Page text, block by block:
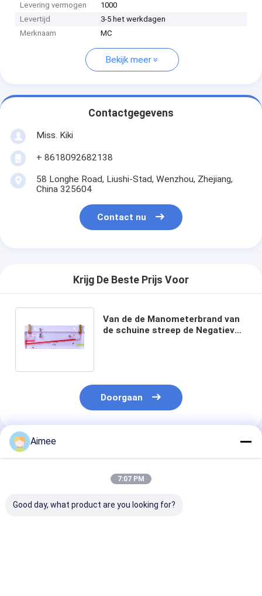
Levering vermogen
1000
Levertijd
3-5 het werkdagen
Merknaam
MC
Bekijk meer
Contactgegevens
Miss. Kiki
+ 8618092682138
58 Longhe Road, Liushi-Stad, Wenzhou, Zhejiang,
China 325604
Contact nu
Krijg De Beste Prijs Voor
Van de de Manometerbrand van
de schuine streep de Negatieve
Doorgaan
Geadviseerde Producten
Aimee
7:07 PM
Good day, what product are you looking for?